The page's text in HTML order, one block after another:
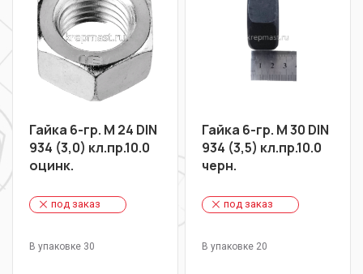
Гайка 6-гр. М 24 DIN
934 (3,0) кл.пр.10.0
оцинк.
под заказ
В упаковке 30
Гайка 6-гр. М 30 DIN
934 (3,5) кл.пр.10.0
черн.
под заказ
В упаковке 20